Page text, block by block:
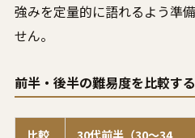
強みを定量的に語れるよう準
せん。
前半・後半の難易度を比較する
比較
30代前半（30〜34